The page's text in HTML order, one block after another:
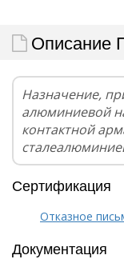
Описание
Назначение,
алюминиевой
контактной
Сертификация
Отказное
Документация